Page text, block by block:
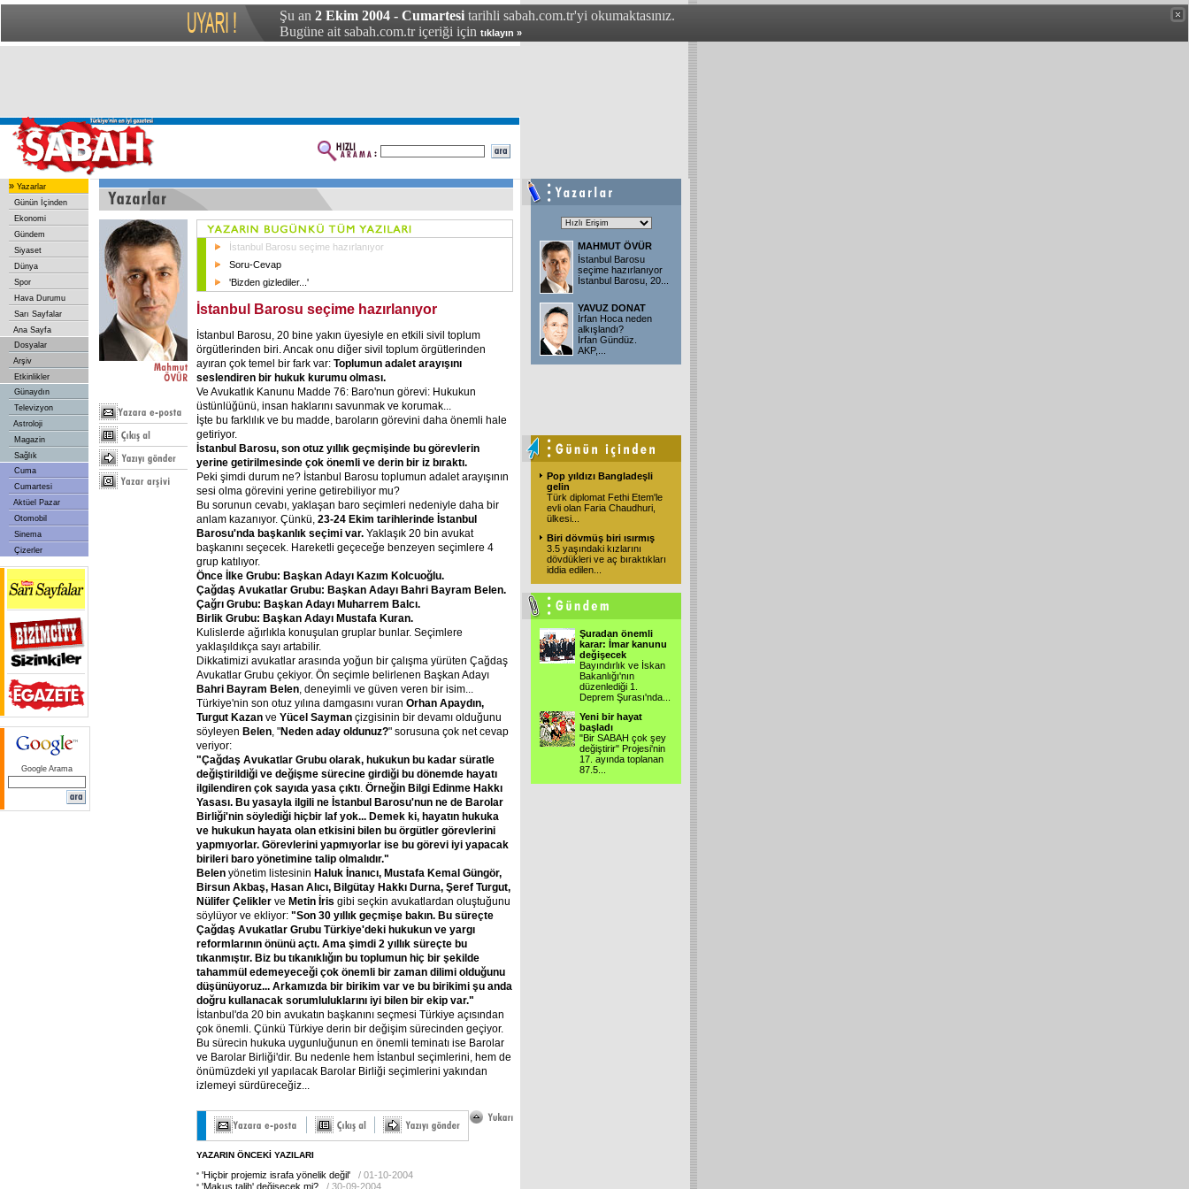
Şu an 2 Ekim 2004 - Cumartesi tarihli sabah.com.tr'yi okumaktasınız.
Bugüne ait sabah.com.tr içeriği için tıklayın »
» Yazarlar
Günün İçinden
Ekonomi
Gündem
Siyaset
Dünya
Spor
Hava Durumu
Sarı Sayfalar
Ana Sayfa
Dosyalar
Arşiv
Etkinlikler
Günaydın
Televizyon
Astroloji
Magazin
Sağlık
Cuma
Cumartesi
Aktüel Pazar
Otomobil
Sinema
Çizerler
Google Arama
İstanbul Barosu seçime hazırlanıyor
Soru-Cevap
'Bizden gizlediler...'
İstanbul Barosu seçime hazırlanıyor
İstanbul Barosu, 20 bine yakın üyesiyle en etkili sivil toplum
örgütlerinden biri. Ancak onu diğer sivil toplum örgütlerinden
ayıran çok temel bir fark var: Toplumun adalet arayışını
seslendiren bir hukuk kurumu olması.
Ve Avukatlık Kanunu Madde 76: Baro'nun görevi: Hukukun
üstünlüğünü, insan haklarını savunmak ve korumak...
İşte bu farklılık ve bu madde, baroların görevini daha önemli hale
getiriyor.
İstanbul Barosu, son otuz yıllık geçmişinde bu görevlerin
yerine getirilmesinde çok önemli ve derin bir iz bıraktı.
Peki şimdi durum ne? İstanbul Barosu toplumun adalet arayışının
sesi olma görevini yerine getirebiliyor mu?
Bu sorunun cevabı, yaklaşan baro seçimleri nedeniyle daha bir
anlam kazanıyor. Çünkü, 23-24 Ekim tarihlerinde İstanbul
Barosu'nda başkanlık seçimi var. Yaklaşık 20 bin avukat
başkanını seçecek. Hareketli geçeceğe benzeyen seçimlere 4
grup katılıyor.
Önce İlke Grubu: Başkan Adayı Kazım Kolcuoğlu.
Çağdaş Avukatlar Grubu: Başkan Adayı Bahri Bayram Belen.
Çağrı Grubu: Başkan Adayı Muharrem Balcı.
Birlik Grubu: Başkan Adayı Mustafa Kuran.
Kulislerde ağırlıkla konuşulan gruplar bunlar. Seçimlere
yaklaşıldıkça sayı artabilir.
Dikkatimizi avukatlar arasında yoğun bir çalışma yürüten Çağdaş
Avukatlar Grubu çekiyor. Ön seçimle belirlenen Başkan Adayı
Bahri Bayram Belen , deneyimli ve güven veren bir isim...
Türkiye'nin son otuz yılına damgasını vuran Orhan Apaydın,
Turgut Kazan ve Yücel Sayman çizgisinin bir devamı olduğunu
söyleyen Belen , "Neden aday oldunuz?" sorusuna çok net cevap
veriyor:
"Çağdaş Avukatlar Grubu olarak, hukukun bu kadar süratle
değiştirildiği ve değişme sürecine girdiği bu dönemde hayatı
ilgilendiren çok sayıda yasa çıktı Örneğin Bilgi Edinme Hakkı
Yasası. Bu yasayla ilgili ne İstanbul Barosu'nun ne de Barolar
Birliği'nin söylediği hiçbir laf yok... Demek ki, hayatın hukuka
ve hukukun hayata olan etkisini bilen bu örgütler görevlerini
yapmıyorlar. Görevlerini yapmıyorlar ise bu görevi iyi yapacak
birileri baro yönetimine talip olmalıdır."
Belen yönetim listesinin Haluk İnanıcı, Mustafa Kemal Güngör,
Birsun Akbaş, Hasan Alıcı, Bilgütay Hakkı Durna, Şeref Turgut,
Nülifer Çelikler ve Metin İris gibi seçkin avukatlardan oluştuğunu
söylüyor ve ekliyor: "Son 30 yıllık geçmişe bakın. Bu süreçte
Çağdaş Avukatlar Grubu Türkiye'deki hukukun ve yargı
reformlarının önünü açtı. Ama şimdi 2 yıllık süreçte bu
tıkanmıştır. Biz bu tıkanıklığın bu toplumun hiç bir şekilde
tahammül edemeyeceği çok önemli bir zaman dilimi olduğunu
düşünüyoruz... Arkamızda bir birikim var ve bu birikimi şu anda
doğru kullanacak sorumluluklarını iyi bilen bir ekip var."
İstanbul'da 20 bin avukatın başkanını seçmesi Türkiye açısından
çok önemli. Çünkü Türkiye derin bir değişim sürecinden geçiyor.
Bu sürecin hukuka uygunluğunun en önemli teminatı ise Barolar
ve Barolar Birliği'dir. Bu nedenle hem İstanbul seçimlerini, hem de
önümüzdeki yıl yapılacak Barolar Birliği seçimlerini yakından
izlemeyi sürdüreceğiz...
YAZARIN ÖNCEKİ YAZILARI
'Hiçbir projemiz israfa yönelik değil'
/ 01-10-2004
'Makus talih' değişecek mi?
/ 30-09-2004
MAHMUT ÖVÜR
İstanbul Barosu
seçime hazırlanıyor
İstanbul Barosu, 20
YAVUZ DONAT
İrfan Hoca neden
alkışlandı?
İrfan Gündüz.
AKP,
Pop yıldızı Bangladeşli
gelin
Türk diplomat Fethi Etem'le
evli olan Faria Chaudhuri,
ülkesi
Biri dövmüş biri ısırmış
3.5 yaşındaki kızlarını
dövdükleri ve aç bıraktıkları
iddia edilen
Şuradan önemli
karar: İmar kanunu
değişecek
Bayındırlık ve İskan
Bakanlığı'nın
düzenlediği 1.
Deprem Şurası'nda
Yeni bir hayat
başladı
"Bir SABAH çok şey
değiştirir" Projesi'nin
17. ayında toplanan
87.5